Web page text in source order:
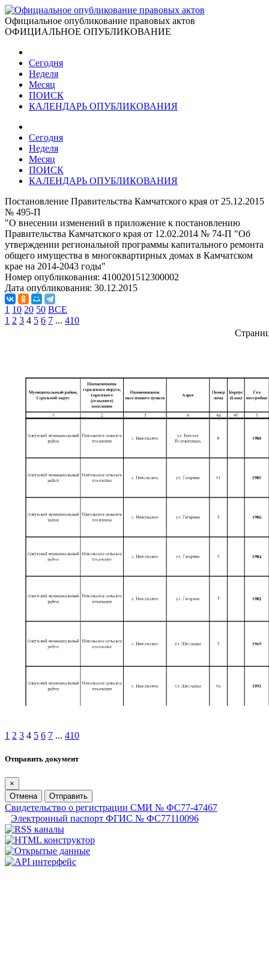
Официальное опубликование правовых актов
ОФИЦИАЛЬНОЕ ОПУБЛИКОВАНИЕ
Сегодня
Неделя
Месяц
ПОИСК
КАЛЕНДАРЬ ОПУБЛИКОВАНИЯ
Сегодня
Неделя
Месяц
ПОИСК
КАЛЕНДАРЬ ОПУБЛИКОВАНИЯ
Постановление Правительства Камчатского края от 25.12.2015
№ 495-П
"О внесении изменений в приложение к постановлению
Правительства Камчатского края от 12.02.2014 № 74-П "Об
утверждении региональной программы капитального ремонта
общего имущества в многоквартирных домах в Камчатском
крае на 2014-2043 годы"
Номер опубликования: 4100201512300002
Дата опубликования: 30.12.2015
1 10 20 50 ВСЕ
1 2 3 4 5 6 7 ... 410
1 2 3 4 5 6 7 ... 410
Отправить документ
×
Отмена
Отправить
Свидетельство о регистрации СМИ № ФС77-47467
Электронный паспорт ФГИС № ФС77110096